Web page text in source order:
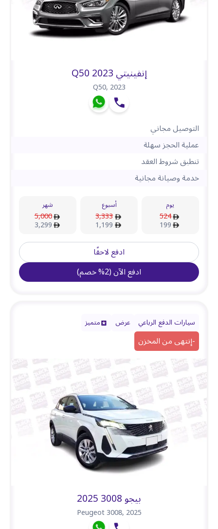
إنفينيتي Q50 2023
Q50,2023
التوصيل مجاني
عملية الحجز سهلة
تنطبق شروط العقد
خدمة وصيانة مجانية
يوم
524
199
أسبوع
3,333
1,199
شهر
5,000
3,299
ادفع لاحقًا
ادفع الآن(
2
%خصم)
سيارات الدفع الرباعي عرض متميز
-إنتهى من المخزن
بيجو 3008 2025
Peugeot 3008,2025